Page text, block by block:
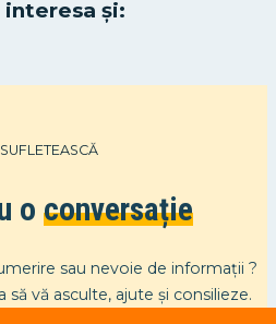
și:
oconversație
sau nevoie de informații ?
vă asculte, ajute și consilieze.